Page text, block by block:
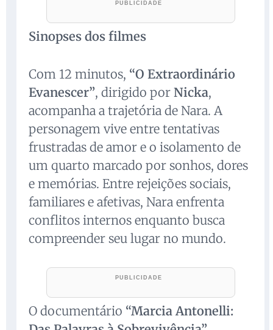
Sinopses dos filmes
Com 12 minutos, “O Extraordinário
Evanescer”, dirigido por Nicka,
acompanha a trajetória de Nara. A
personagem vive entre tentativas
frustradas de amor e o isolamento de
um quarto marcado por sonhos, dores
e memórias. Entre rejeições sociais,
familiares e afetivas, Nara enfrenta
conflitos internos enquanto busca
compreender seu lugar no mundo.
O documentário “Marcia Antonelli: